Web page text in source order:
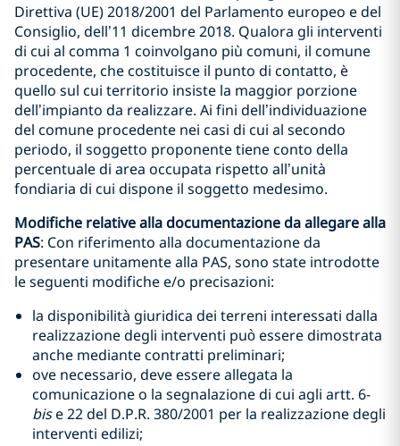
Direttiva (UE) 2018/2001 del Parlamento europeo e del
Consiglio, dell’11 dicembre 2018. Qualora gli interventi
di cui al comma 1 coinvolgano più comuni, il comune
procedente, che costituisce il punto di contatto, è
quello sul cui territorio insiste la maggior porzione
dell’impianto da realizzare. Ai fini dell’individuazione
del comune procedente nei casi di cui al secondo
periodo, il soggetto proponente tiene conto della
percentuale di area occupata rispetto all’unità
fondiaria di cui dispone il soggetto medesimo.
Modifiche relative alla documentazione da allegare alla
PAS: Con riferimento alla documentazione da
presentare unitamente alla PAS, sono state introdotte
le seguenti modifiche e/o precisazioni:
la disponibilità giuridica dei terreni interessati dalla
realizzazione degli interventi può essere dimostrata
anche mediante contratti preliminari;
ove necessario, deve essere allegata la
comunicazione o la segnalazione di cui agli artt. 6-
bise 22 del D.P.R. 380/2001 per la realizzazione degli
interventi edilizi;